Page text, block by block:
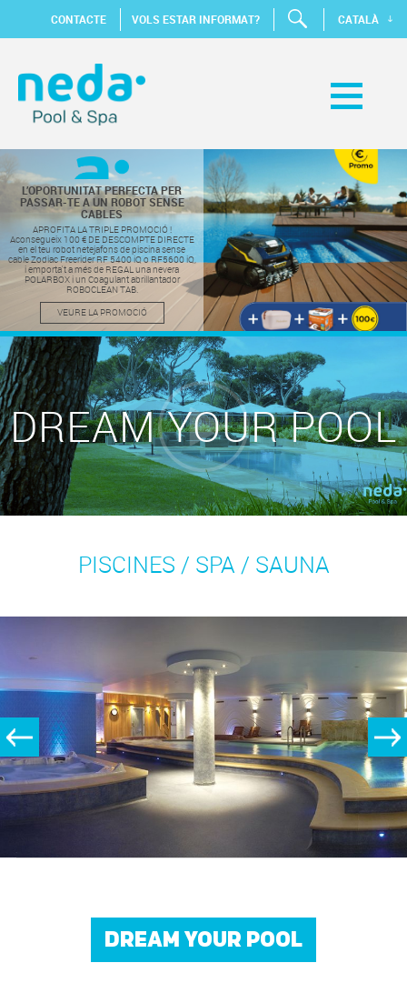
CONTACTE VOLS ESTAR INFORMAT? CATALÀ
L’OPORTUNITAT PERFECTA PER
PASSAR-TE A UN ROBOT SENSE
CABLES
APROFITA LA TRIPLE PROMOCIÓ !
Aconsegueix 100 € DE DESCOMPTE DIRECTE
en el teu robot netejafons de piscina sense
cable Zodiac Freerider RF 5400 iQ o RF5600 iQ,
i emporta't a més de REGAL una nevera
POLARBOX i un Coagulant abrillantador
ROBOCLEAN TAB.
VEURE LA PROMOCIÓ
DREAM YOUR POOL
PISCINES / SPA / SAUNA
DREAM YOUR POOL